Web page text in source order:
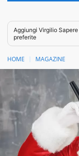
Aggiungi Virgilio Sapere
preferite
HOME MAGAZINE